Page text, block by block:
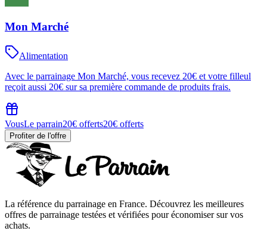
Mon Marché
Alimentation
Avec le parrainage Mon Marché, vous recevez 20€ et votre filleul
reçoit aussi 20€ sur sa première commande de produits frais.
VousLe parrain20€ offerts20€ offerts
Profiter de l'offre
La référence du parrainage en France. Découvrez les meilleures
offres de parrainage testées et vérifiées pour économiser sur vos
achats.